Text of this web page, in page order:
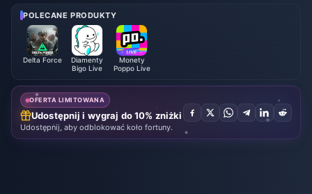
ę opłaca?
POLECANE PRODUKTY
Delta Force
Diamenty
Bigo Live
Monety
Poppo Live
OFERTA LIMITOWANA
Udostępnij i wygraj do 10% zniżki
Udostępnij, aby odblokować koło fortuny.